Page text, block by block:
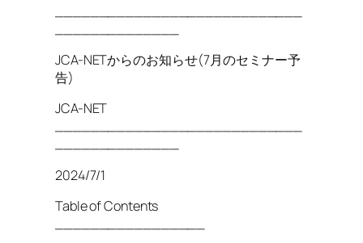
JCA-NETからのお知らせ(7月のセミナー予
告)
JCA-NET
2024/7/1
Table of Contents